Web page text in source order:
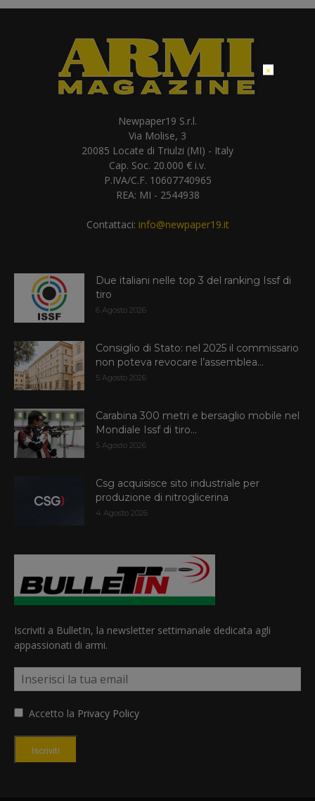
Newpaper19 S.r.l.
Via Molise, 3
20085 Locate di Triulzi (MI) - Italy
Cap. Soc. 20.000 € i.v.
P.IVA/C.F. 10607740965
REA: MI - 2544938
Contattaci: info@newpaper19.it
Due italiani nelle top 3 del ranking Issf di
tiro
6 Agosto 2026
Consiglio di Stato: nel 2025 il commissario
non poteva revocare l’assemblea...
5 Agosto 2026
Carabina 300 metri e bersaglio mobile nel
Mondiale Issf di tiro...
5 Agosto 2026
Csg acquisisce sito industriale per
produzione di nitroglicerina
4 Agosto 2026
Iscriviti a BulletIn, la newsletter settimanale dedicata agli
appassionati di armi.
Accetto la Privacy Policy
Iscriviti
×